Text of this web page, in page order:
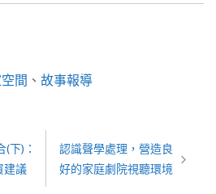
間 、 故事報導
下)：
建議
認識聲學處理，營造良
好的家庭劇院視聽環境